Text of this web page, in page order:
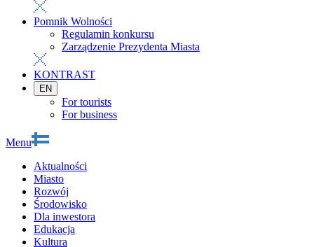
Pomnik Wolności
Regulamin konkursu
Zarządzenie Prezydenta Miasta
KONTRAST
EN
For tourists
For business
Menu
Aktualności
Miasto
Rozwój
Środowisko
Dla inwestora
Edukacja
Kultura